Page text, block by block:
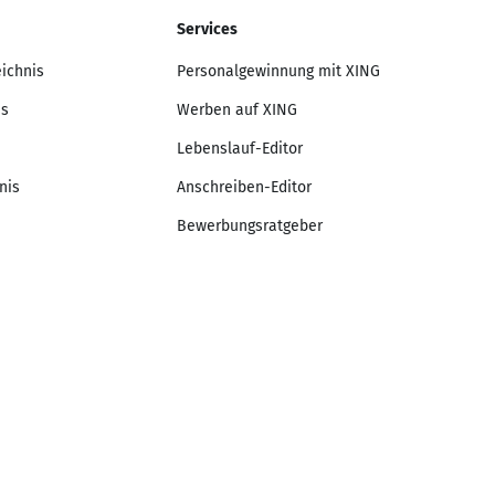
Services
Personalgewinnung mit XING
Werben auf XING
Lebenslauf-Editor
Anschreiben-Editor
Bewerbungsratgeber